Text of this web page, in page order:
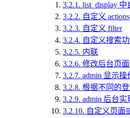
3.2.1. list_display 中
3.2.2. 自定义 actions
3.2.3. 自定义 filter
3.2.4. 自定义搜索
3.2.5. 内联
3.2.6. 修改后台页
3.2.7. admin 显示操
3.2.8. 根据不同的
3.2.9. admin 后台
3.2.10. 自定义页面